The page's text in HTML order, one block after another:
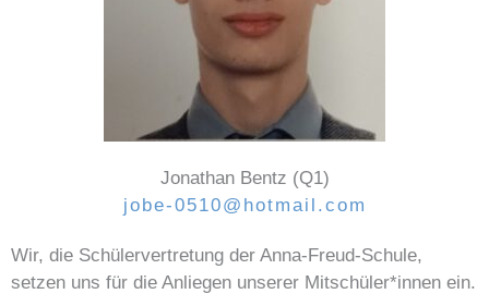
Jonathan Bentz (Q1)
jobe-0510@hotmail.com
Wir, die Schülervertretung der Anna-Freud-Schule,
setzen uns für die Anliegen unserer Mitschüler*innen ein.